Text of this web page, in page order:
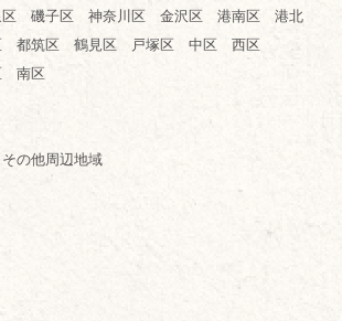
磯子区 神奈川区 金沢区 港南区 港北
都筑区 鶴見区 戸塚区 中区 西区
南区
の他周辺地域